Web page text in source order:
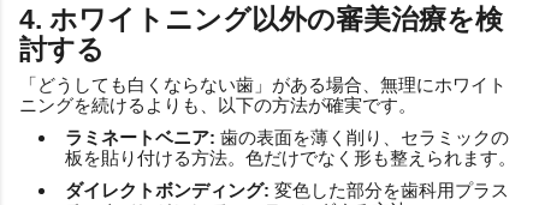
4. ホワイトニング以外の審美治療を検
討する
「どうしても白くならない歯」がある場合、無理にホワイト
ニングを続けるよりも、以下の方法が確実です。
ラミネートベニア: 歯の表面を薄く削り、セラミックの
板を貼り付ける方法。色だけでなく形も整えられます。
ダイレクトボンディング: 変色した部分を歯科用プラス